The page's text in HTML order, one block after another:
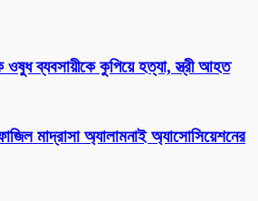
ওষুধ ব্যবসায়ীকে কুপিয়ে হত্যা, স্ত্রী আহত
মাদ্রাসা অ্যালামনাই অ্যাসোসিয়েশনের